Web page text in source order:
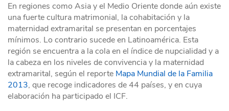
En regiones como Asia y el Medio Oriente donde aún existe
una fuerte cultura matrimonial, la cohabitación y la
maternidad extramarital se presentan en porcentajes
mínimos. Lo contrario sucede en Latinoamérica. Esta
región se encuentra a la cola en el índice de nupcialidad y a
la cabeza en los niveles de convivencia y la maternidad
extramarital, según el reporte Mapa Mundial de la Familia
2013, que recoge indicadores de 44 países, y en cuya
elaboración ha participado el ICF.